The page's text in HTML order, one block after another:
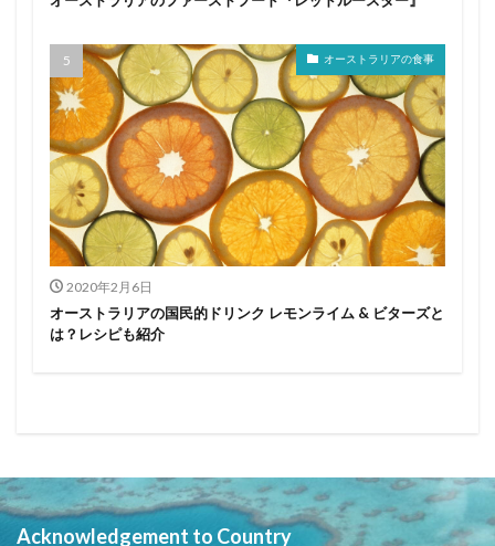
オーストラリアの食事
2020年2月6日
オーストラリアの国民的ドリンク レモンライム & ビターズと
は？レシピも紹介
Acknowledgement to Country